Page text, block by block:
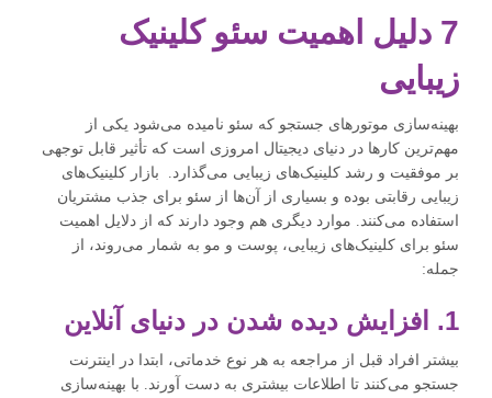
7 دلیل اهمیت سئو کلینیک
زیبایی
بهینه‌سازی موتورهای جستجو که سئو نامیده می‌شود یکی از
مهم‌ترین کارها در دنیای دیجیتال امروزی است که تأثیر قابل توجهی
بر موفقیت و رشد کلینیک‌های زیبایی می‌گذارد. بازار کلینیک‌های
زیبایی رقابتی بوده و بسیاری از آن‌ها از سئو برای جذب مشتریان
استفاده می‌کنند. موارد دیگری هم وجود دارند که از دلایل اهمیت
سئو برای کلینیک‌های زیبایی، پوست و مو به شمار می‌روند، از
جمله:
1. افزایش دیده ‌شدن در دنیای آنلاین
بیشتر افراد قبل از مراجعه به هر نوع خدماتی، ابتدا در اینترنت
جستجو می‌کنند تا اطلاعات بیشتری به دست آورند. با بهینه‌سازی